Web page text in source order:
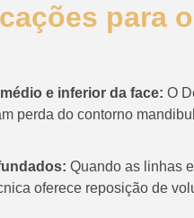
para
e inferior da face: O
perda do contorno
Quando as linhas
oferece reposição de